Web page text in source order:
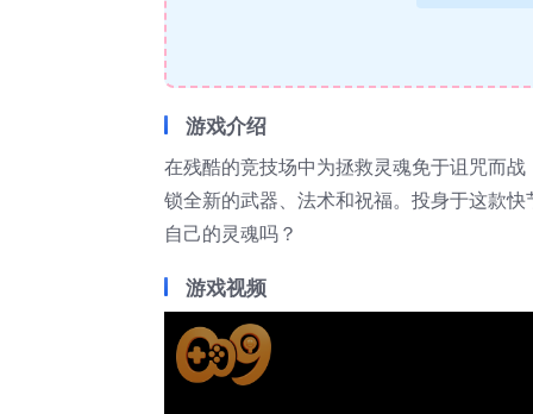
游戏介绍
在残酷的竞技场中为拯救灵魂免于诅咒而
锁全新的武器、法术和祝福。投身于这款
自己的灵魂吗？
游戏视频